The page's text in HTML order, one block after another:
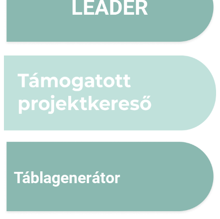
Táblagenerátor